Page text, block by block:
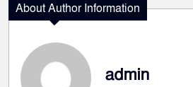
About Author Information
admin